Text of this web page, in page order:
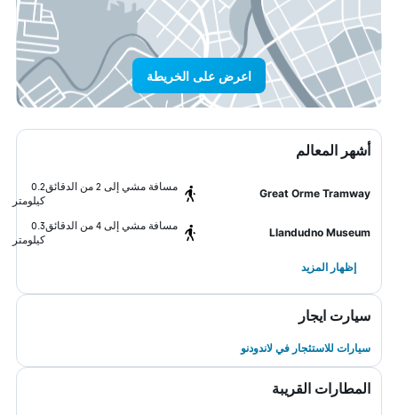
اعرض على الخريطة
أشهر المعالم
Great Orme Tramway
مسافة مشي إلى 2 من الدقائق
0.2
كيلومتر
Llandudno Museum
مسافة مشي إلى 4 من الدقائق
0.3
كيلومتر
إظهار المزيد
سيارت ايجار
سيارات للاستئجار في لاندودنو
المطارات القريبة